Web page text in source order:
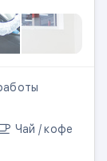
Чай / кофе